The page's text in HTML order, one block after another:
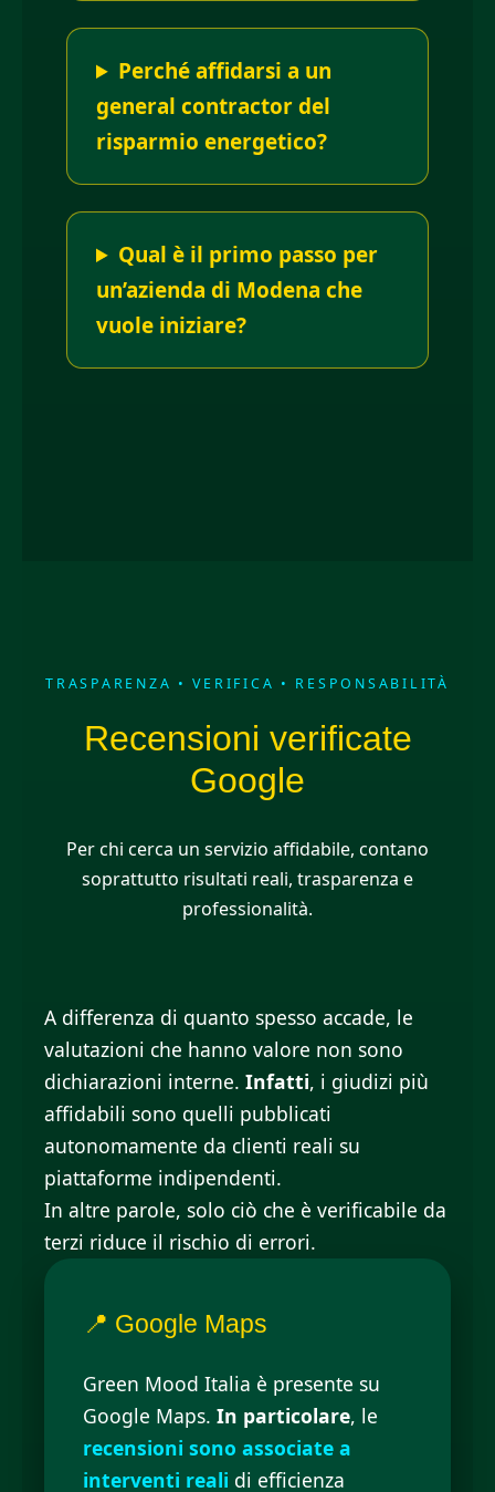
Perché affidarsi a un
general contractor del
risparmio energetico?
Qual è il primo passo per
un’azienda di Modena che
vuole iniziare?
TRASPARENZA • VERIFICA • RESPONSABILITÀ
Recensioni verificate
Google
Per chi cerca un servizio affidabile, contano
soprattutto risultati reali, trasparenza e
professionalità.
A differenza di quanto spesso accade, le
valutazioni che hanno valore non sono
dichiarazioni interne. Infatti, i giudizi più
affidabili sono quelli pubblicati
autonomamente da clienti reali su
piattaforme indipendenti.
In altre parole, solo ciò che è verificabile da
terzi riduce il rischio di errori.
📍 Google Maps
Green Mood Italia è presente su
Google Maps. In particolare, le
recensioni sono associate a
interventi reali di efficienza